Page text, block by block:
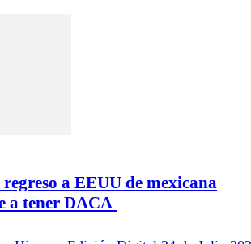
a EEUU de mexicana
a tener DACA